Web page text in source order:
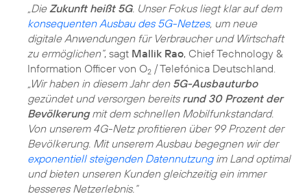
„Die Zukunft heißt 5G. Unser Fokus liegt klar auf dem
konsequenten Ausbau des 5G-Netzes, um neue
digitale Anwendungen für Verbraucher und Wirtschaft
zu ermöglichen“, sagt Mallik Rao, Chief Technology &
Information Officer von O2 / Telefónica Deutschland.
„Wir haben in diesem Jahr den 5G-Ausbauturbo
gezündet und versorgen bereits rund 30 Prozent der
Bevölkerungmit dem schnellen Mobilfunkstandard.
Von unserem 4G-Netz profitieren über 99 Prozent der
Bevölkerung. Mit unserem Ausbau begegnen wir der
exponentiell steigenden Datennutzungim Land optimal
und bieten unseren Kunden gleichzeitig ein immer
besseres Netzerlebnis.“